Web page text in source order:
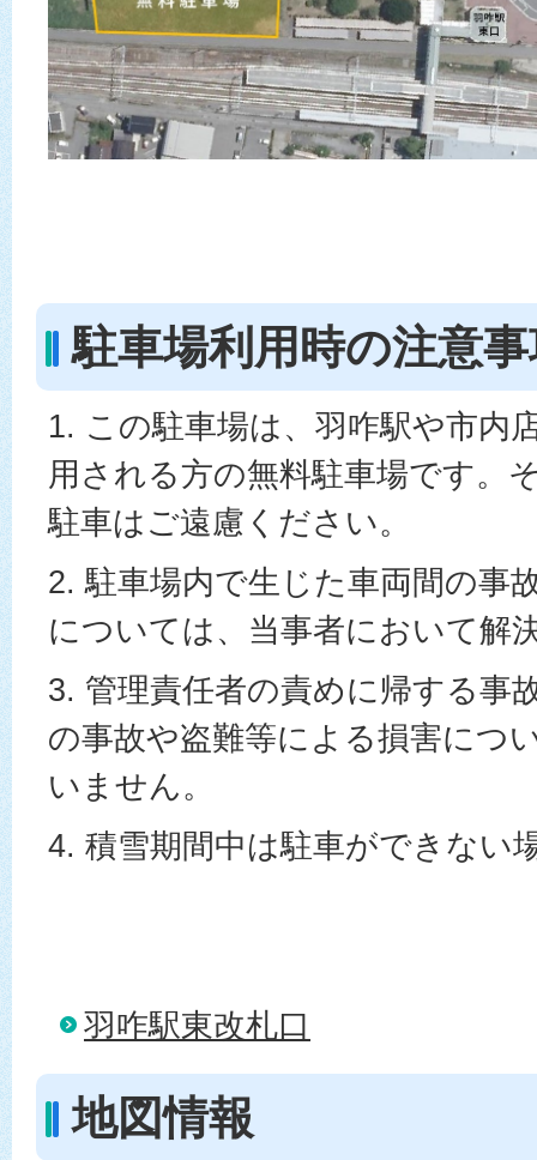
駐車場利用時の注意
1. この駐車場は、羽咋駅や市内
用される方の無料駐車場です。
駐車はご遠慮ください。
2. 駐車場内で生じた車両間の事
については、当事者において解
3. 管理責任者の責めに帰する事
の事故や盗難等による損害につ
いません。
4. 積雪期間中は駐車ができない
羽咋駅東改札口
地図情報